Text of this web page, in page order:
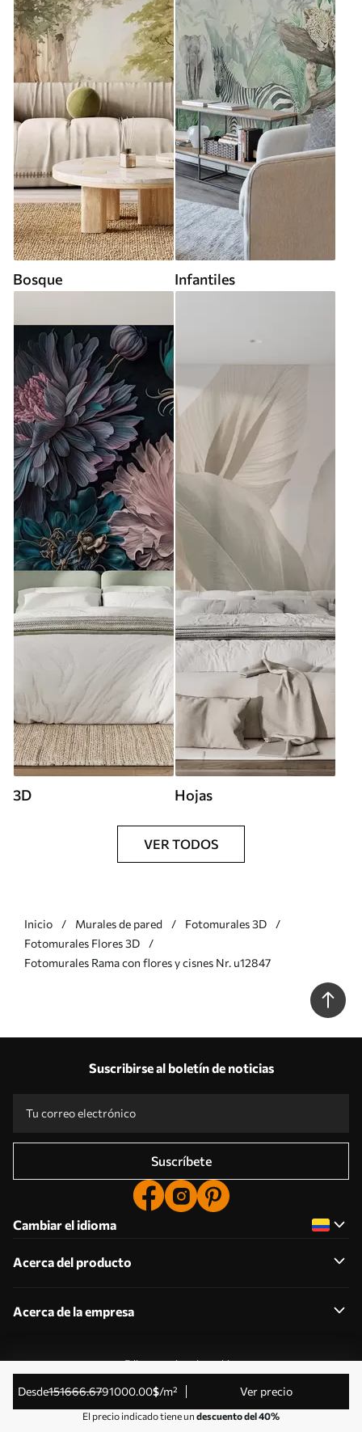
desde151666.6791000.00$/m² Ver precio
El precio indicado tiene un descuento del 40%
Bosque Infantiles
3D Hojas
VER TODOS
Inicio Murales de pared
Fotomurales 3D
Fotomurales Flores 3D
Fotomurales Rama con flores y cisnes Nr. u12847
Suscribirse al boletín de noticias
Suscríbete
Cambiar el idioma
Acerca del producto
Acerca de la empresa
Editar permisos de cookies
© 2011-2026 Uwalls . Todos los derechos reservados.
Gestionado por KLW Sp. z o.o. CIF: PL9223057591.